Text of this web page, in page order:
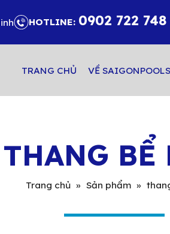
HOTLINE: 0902 722 748
TRANG CHỦ VỀ
THANG BỂ
Trang chủ » Sản phẩm »